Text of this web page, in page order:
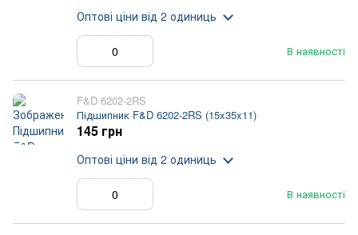
В наявності
Оптові ціни від 2 одиниць
F&D 6202-2RS
Підшипник F&D 6202-2RS (15x35x11)
В наявності
145 грн
Оптові ціни від 2 одиниць